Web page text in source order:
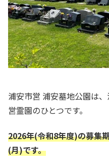
浦安市営 浦安墓地公園は
営霊園のひとつです。
2026年(令和8年度)の募集
(月)です。